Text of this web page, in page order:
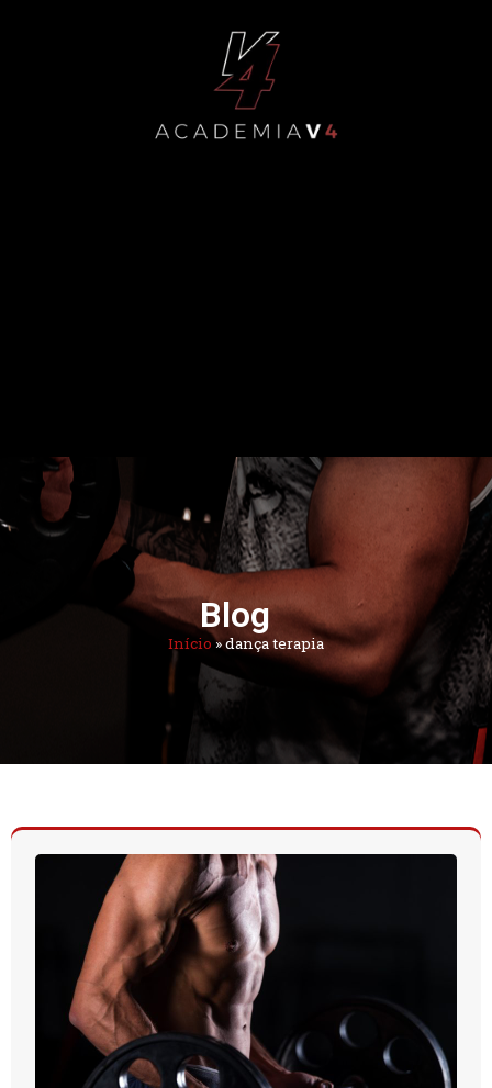
Blog
Início»dança terapia